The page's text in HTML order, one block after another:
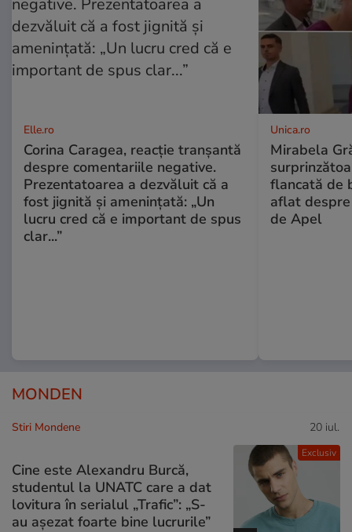
Elle.ro
Corina Caragea, reacție tranșantă
despre comentariile negative.
Prezentatoarea a dezvăluit că a
fost jignită și amenințată: „Un
lucru cred că e important de spus
clar...”
Unica.ro
Mirabela
flancată de
aflat
de Apel
MONDEN
Exclusiv
Stiri Mondene 20 iul.
Cine este Alexandru Burcă,
studentul la UNATC care a dat
lovitura în serialul „Trafic”: „S-
au așezat foarte bine lucrurile”